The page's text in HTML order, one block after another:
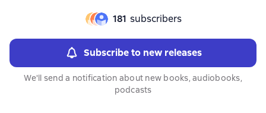
181 subscribers
Subscribe to new releases
We'll send a notification about new books, audiobooks,
podcasts